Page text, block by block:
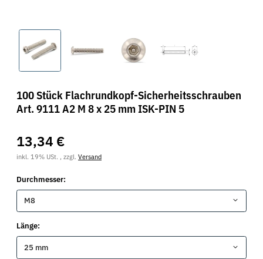
100 Stück Flachrundkopf-Sicherheitsschrauben
Art. 9111 A2 M 8 x 25 mm ISK-PIN 5
13,34 €
inkl. 19% USt. , zzgl. Versand
Durchmesser:
M8
Länge:
25 mm